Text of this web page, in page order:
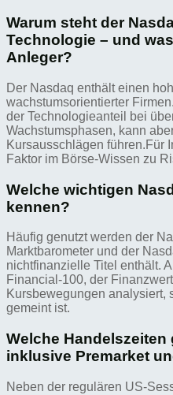
Warum steht der
Technologie – und
Anleger?
Der Nasdaq enthält einen
wachstumsorientierter
der Technologieanteil bei
Wachstumsphasen, kann
Kursausschlägen führen.Für
Faktor im Börse-Wissen zu
Welche wichtigen
kennen?
Häufig genutzt werden der
Marktbarometer und der
nichtfinanzielle Titel enthält.
Financial‑100, der
Kursbewegungen analysiert,
gemeint ist.
Welche Handelszeiten
inklusive Premarket
Neben der regulären US-